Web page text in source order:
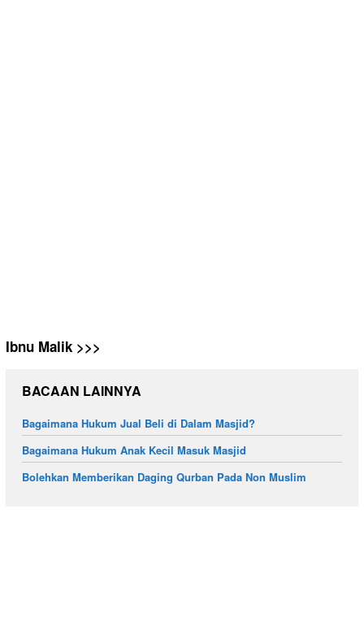
Ibnu Malik >>>
BACAAN LAINNYA
Bagaimana Hukum Jual Beli di Dalam Masjid?
Bagaimana Hukum Anak Kecil Masuk Masjid
Bolehkan Memberikan Daging Qurban Pada Non Muslim